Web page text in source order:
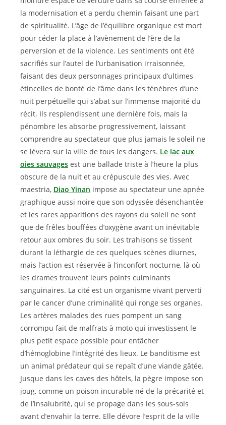
la modernisation et a perdu chemin faisant une part
de spiritualité. L’âge de l’équilibre organique est mort
pour céder la place à l’avènement de l’ère de la
perversion et de la violence. Les sentiments ont été
sacrifiés sur l’autel de l’urbanisation irraisonnée,
faisant des deux personnages principaux d’ultimes
étincelles de bonté de l’âme dans les ténèbres d’une
nuit perpétuelle qui s’abat sur l’immense majorité du
récit. Ils resplendissent une dernière fois, mais la
pénombre les absorbe progressivement, laissant
comprendre au spectateur que plus jamais le soleil ne
se lèvera sur la ville de tous les dangers. Le lac aux
oies sauvages est une ballade triste à l’heure la plus
obscure de la nuit et au crépuscule des vies. Avec
maestria, Diao Yinan impose au spectateur une apnée
graphique aussi noire que son odyssée désenchantée
et les rares apparitions des rayons du soleil ne sont
que de frêles bouffées d’oxygène avant un inévitable
retour aux ombres du soir. Les trahisons se tissent
durant la léthargie de ces quelques scènes diurnes,
mais l’action est réservée à l’inconfort nocturne, là où
les drames trouvent leurs points culminants
sanguinaires. La cité est un organisme vivant perverti
par le cancer d’une criminalité qui ronge ses organes.
Les artères malades des rues pompent un sang
corrompu fait de malfrats à moto qui investissent le
plus petit espace possible pour entâcher
d’hémoglobine l’intégrité des lieux. Le banditisme est
un animal prédateur qui se repaît d’une viande gâtée.
Jusque dans les caves des hôtels, la pègre impose son
joug, comme un poison incurable né de la précarité et
de l’insalubrité, qui se propage dans les sous-sols
avant d’envahir la terre. Elle dévore l’esprit de la ville